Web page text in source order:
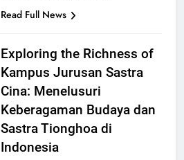
Read Full News
Exploring the Richness of
Kampus Jurusan Sastra
Cina: Menelusuri
Keberagaman Budaya dan
Sastra Tionghoa di
Indonesia